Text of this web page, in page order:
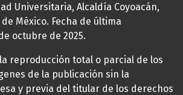
Universitaria, Alcaldía Coyoacán,
de México. Fecha de última
octubre de 2025.
reproducción total o parcial de los
de la publicación sin la
y previa del titular de los derechos